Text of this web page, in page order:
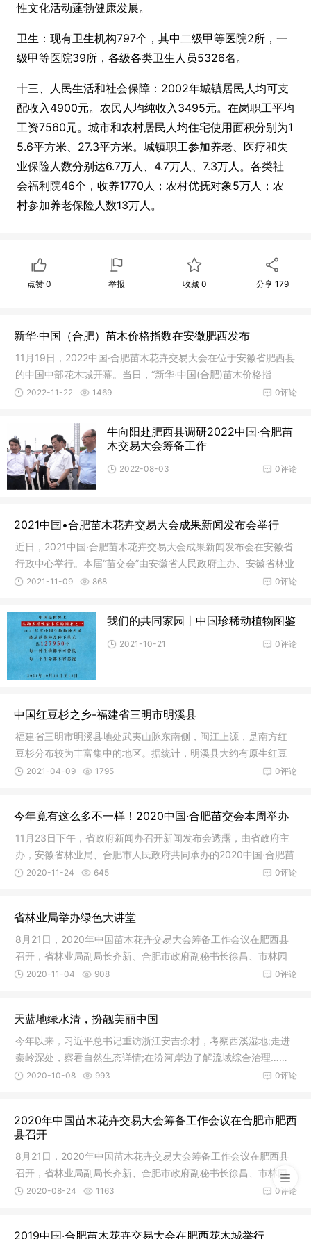
性文化活动蓬勃健康发展。
卫生：现有卫生机构797个，其中二级甲等医院2所，一
级甲等医院39所，各级各类卫生人员5326名。
十三、人民生活和社会保障：2002年城镇居民人均可支
配收入4900元。农民人均纯收入3495元。在岗职工平均
工资7560元。城市和农村居民人均住宅使用面积分别为1
5.6平方米、27.3平方米。城镇职工参加养老、医疗和失
业保险人数分别达6.7万人、4.7万人、7.3万人。各类社
会福利院46个，收养1770人；农村优抚对象5万人；农
村参加养老保险人数13万人。
点赞 0 举报 收藏 0 分享 179
新华·中国（合肥）苗木价格指数在安徽肥西发布
11月19日，2022中国·合肥苗木花卉交易大会在位于安徽省肥西县
的中国中部花木城开幕。当日，“新华·中国(合肥)苗木价格指
数”(以下简称“指数”)正式发布，旨在以数字化赋能我国种苗事业高
0评论
2022-11-22 1469
牛向阳赴肥西县调研2022中国·合肥苗
木交易大会筹备工作
0评论
2022-08-03
2021中国•合肥苗木花卉交易大会成果新闻发布会举行
近日，2021中国·合肥苗木花卉交易大会成果新闻发布会在安徽省
行政中心举行。本届“苗交会”由安徽省人民政府主办、安徽省林业
局和合肥市人民政府承办，10月15-24日在安徽省合肥市肥西县0评论
2021-11-09 868
我们的共同家园丨中国珍稀动植物图鉴
0评论
2021-10-21
中国红豆杉之乡-福建省三明市明溪县
福建省三明市明溪县地处武夷山脉东南侧，闽江上源，是南方红
豆杉分布较为丰富集中的地区。据统计，明溪县大约有原生红豆
杉50余万株，其中百年古树数千株，树龄最高的达上千年。一、
0评论
2021-04-09 1795
今年竟有这么多不一样！2020中国·合肥苗交会本周举办
11月23日下午，省政府新闻办召开新闻发布会透露，由省政府主
办，安徽省林业局、合肥市人民政府共同承办的2020中国·合肥苗
木花卉交易大会将于11月27日至29日在中国中部花木城（肥西）
0评论
2020-11-24 645
省林业局举办绿色大讲堂
8月21日，2020年中国苗木花卉交易大会筹备工作会议在肥西县
召开，省林业局副局长齐新、合肥市政府副秘书长徐昌、市林园
局局长张世军、肥西县副县长韩斌等参加会议。会议听取了安徽
0评论
2020-11-04 908
天蓝地绿水清，扮靓美丽中国
今年以来，习近平总书记重访浙江安吉余村，考察西溪湿地;走进
秦岭深处，察看自然生态详情;在汾河岸边了解流域综合治理……
生态环境保护，总书记念兹在兹。“十三五”期间，我国各地不断夯
0评论
2020-10-08 993
2020年中国苗木花卉交易大会筹备工作会议在合肥市肥西
县召开
8月21日，2020年中国苗木花卉交易大会筹备工作会议在肥西县
召开，省林业局副局长齐新、合肥市政府副秘书长徐昌、市林园
局局长张世军、肥西县副县长韩斌等参加会议。会议听取了安徽
0评论
2020-08-24 1163
2019中国·合肥苗木花卉交易大会在肥西花木城举行